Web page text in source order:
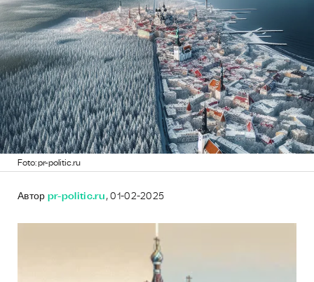
Foto: pr-politic.ru
Автор pr-politic.ru , 01-02-2025